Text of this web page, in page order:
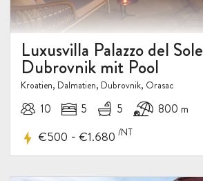
Luxusvilla Palazzo del Sole
Dubrovnik mit Pool
Kroatien, Dalmatien, Dubrovnik, Orasac
10 5 5 800 m
€500 - €1.680 /NT